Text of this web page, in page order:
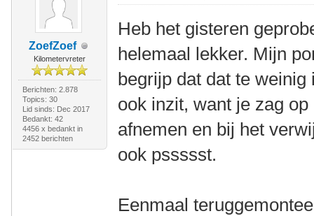
ZoefZoef
Kilometervreter
Berichten: 2.878
Topics: 30
Lid sinds: Dec 2017
Bedankt: 42
4456 x bedankt in
2452 berichten
Heb het gisteren
helemaal lekker. Mijn
begrijp dat dat te
ook inzit, want je zag
afnemen en bij het
ook pssssst.
Eenmaal